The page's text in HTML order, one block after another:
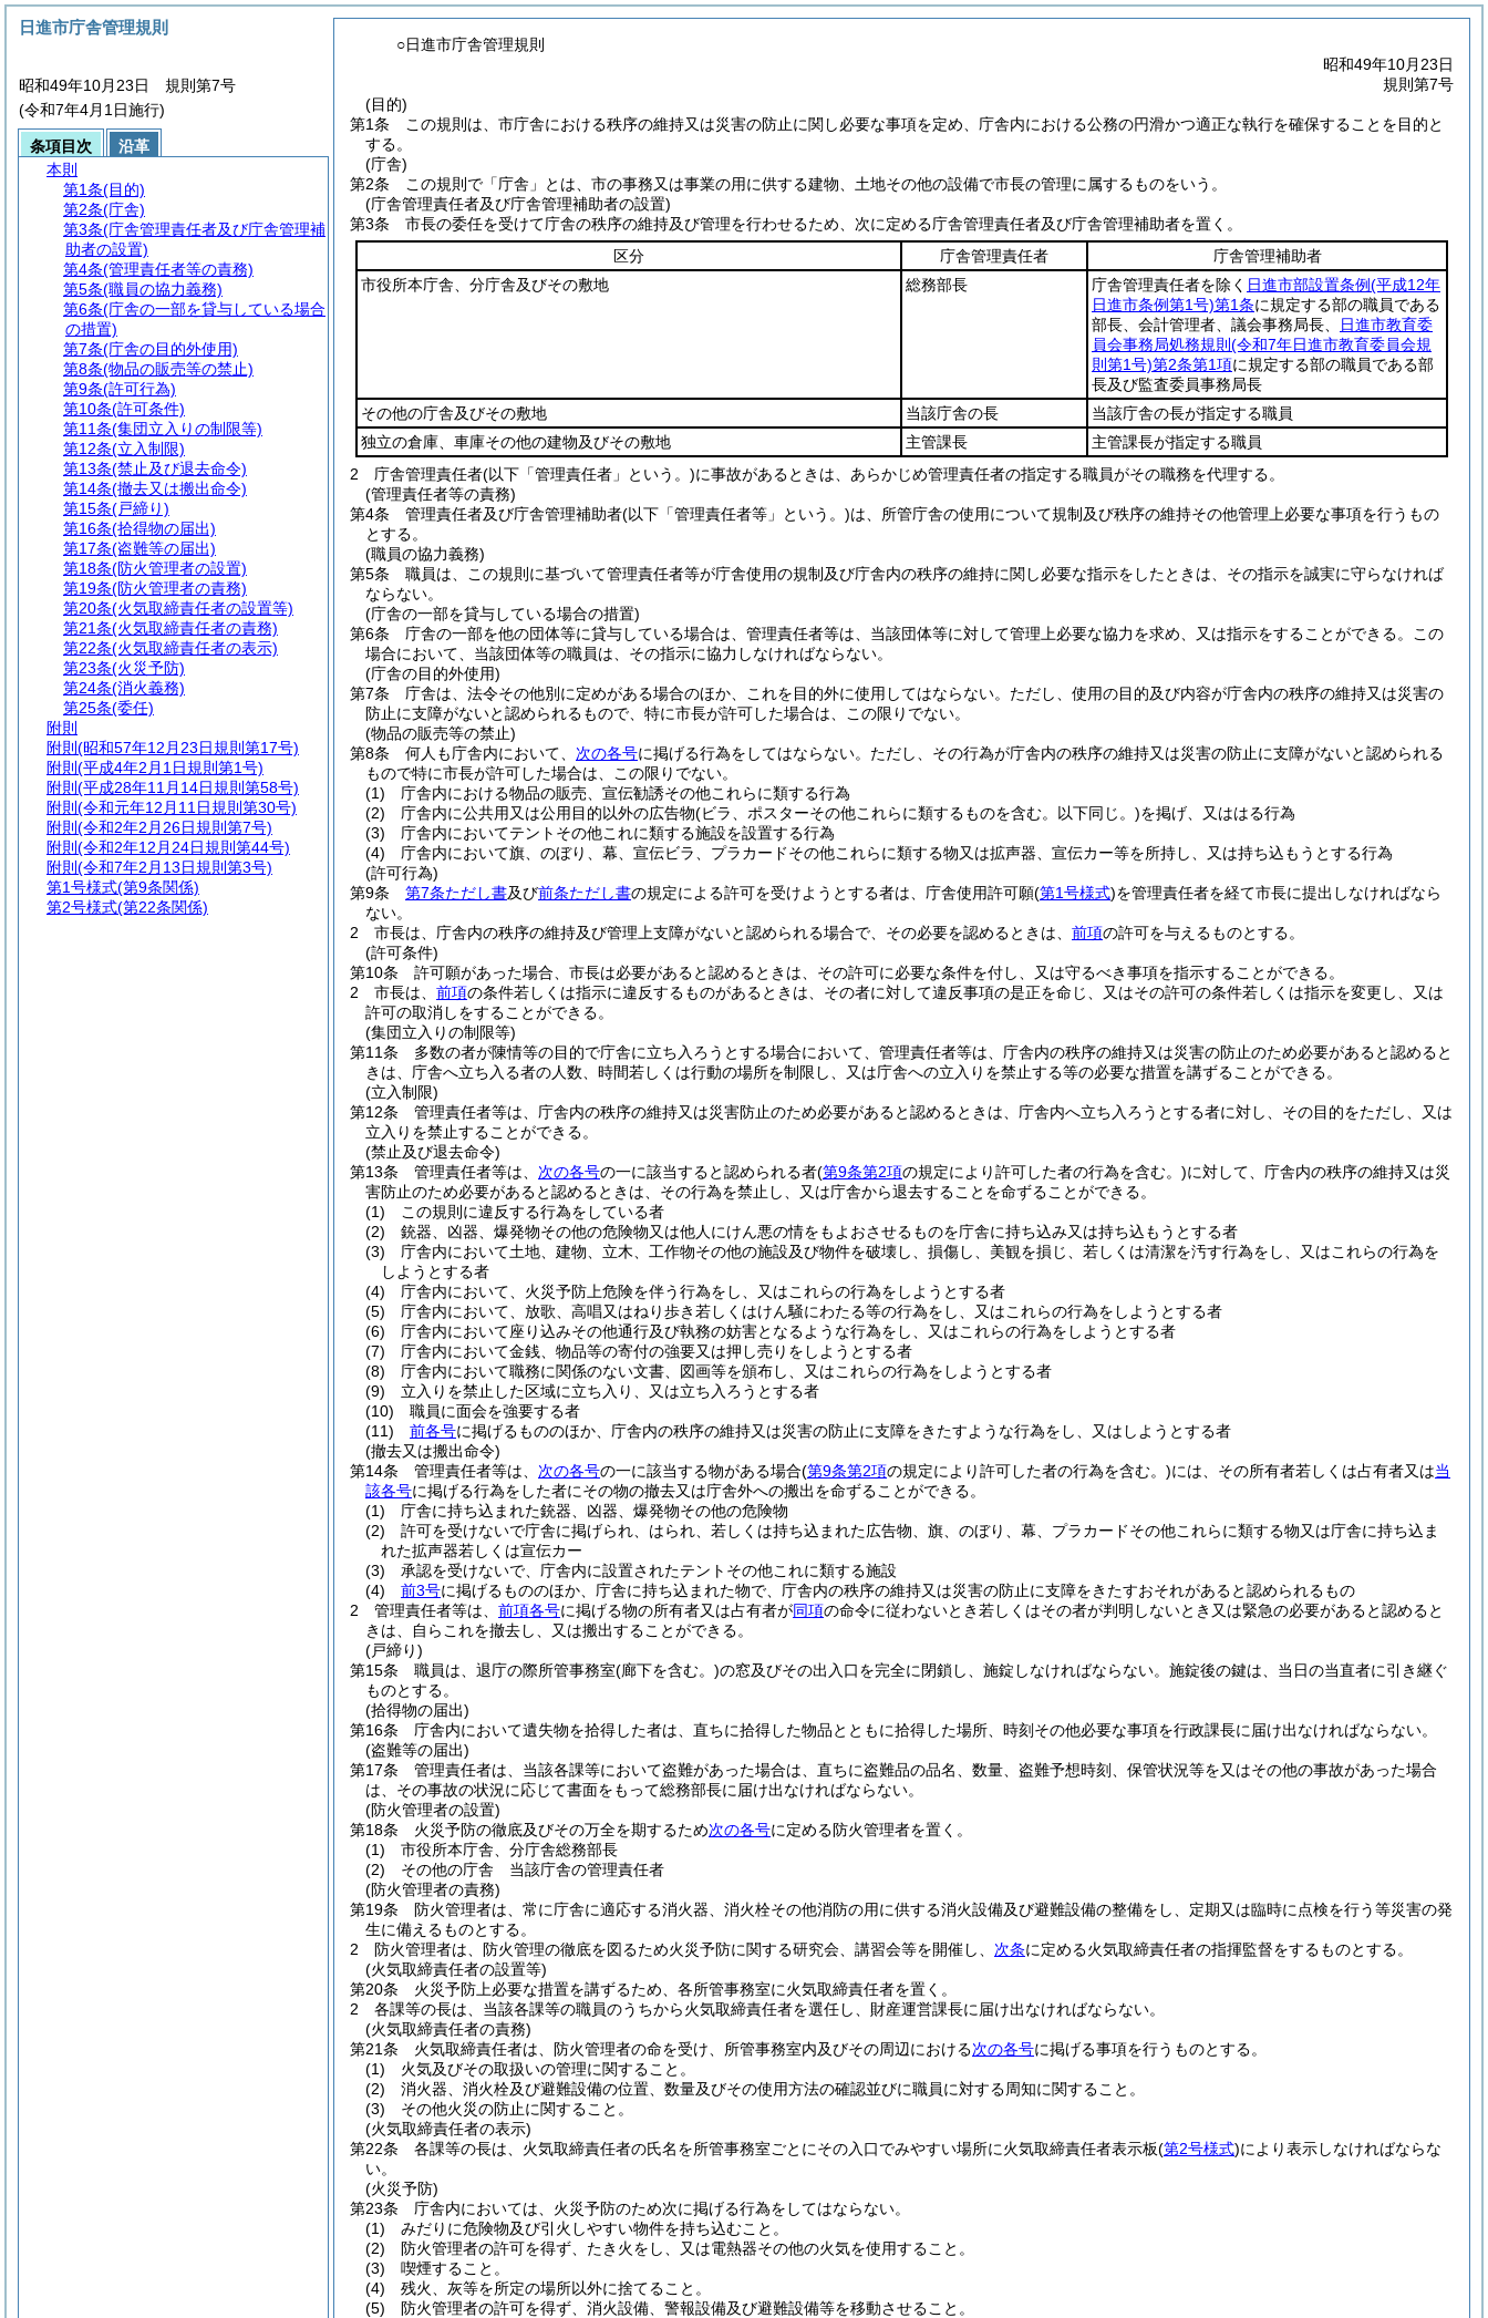
○日進市庁舎管理規則
昭和49年10月23日
規則第7号
(目的)
第1条
この規則は、市庁舎における秩序の維持又は災害の防止に関し必要な事項を定め、庁舎内における公務の円滑かつ適正な執行を確保することを目的と
する。
(庁舎)
第2条
この規則で「庁舎」とは、市の事務又は事業の用に供する建物、土地その他の設備で市長の管理に属するものをいう。
(庁舎管理責任者及び庁舎管理補助者の設置)
第3条
市長の委任を受けて庁舎の秩序の維持及び管理を行わせるため、次に定める庁舎管理責任者及び庁舎管理補助者を置く。
区分
庁舎管理責任者
庁舎管理補助者
市役所本庁舎、分庁舎及びその敷地
総務部長 庁舎管理責任者を除く 日進市部設置条例(平成12年
日進市条例第1号)第1条に規定する部の職員である
部長、会計管理者、議会事務局長、
日進市教育委
員会事務局処務規則 (令和7年日進市教育委員会規
則第1号)第2条第1項に規定する部の職員である部
長及び監査委員事務局長
その他の庁舎及びその敷地
当該庁舎の長
当該庁舎の長が指定する職員
独立の倉庫、車庫その他の建物及びその敷地
主管課長
主管課長が指定する職員
2
庁舎管理責任者(以下「管理責任者」という。)に事故があるときは、あらかじめ管理責任者の指定する職員がその職務を代理する。
(管理責任者等の責務)
第4条
管理責任者及び庁舎管理補助者(以下「管理責任者等」という。)は、所管庁舎の使用について規制及び秩序の維持その他管理上必要な事項を行うもの
とする。
(職員の協力義務)
第5条
職員は、この規則に基づいて管理責任者等が庁舎使用の規制及び庁舎内の秩序の維持に関し必要な指示をしたときは、その指示を誠実に守らなければ
ならない。
(庁舎の一部を貸与している場合の措置)
第6条
庁舎の一部を他の団体等に貸与している場合は、管理責任者等は、当該団体等に対して管理上必要な協力を求め、又は指示をすることができる。
この
場合において、当該団体等の職員は、その指示に協力しなければならない。
(庁舎の目的外使用)
第7条
庁舎は、法令その他別に定めがある場合のほか、これを目的外に使用してはならない。 ただし、使用の目的及び内容が庁舎内の秩序の維持又は災害の
防止に支障がないと認められるもので、特に市長が許可した場合は、この限りでない。
(物品の販売等の禁止)
第8条
何人も庁舎内において、 次の各号に掲げる行為をしてはならない。 ただし、その行為が庁舎内の秩序の維持又は災害の防止に支障がないと認められる
もので特に市長が許可した場合は、この限りでない。
(1)
庁舎内における物品の販売、宣伝勧誘その他これらに類する行為
(2)
庁舎内に公共用又は公用目的以外の広告物(ビラ、ポスターその他これらに類するものを含む。以下同じ。)を掲げ、又ははる行為
(3)
庁舎内においてテントその他これに類する施設を設置する行為
(4)
庁舎内において旗、のぼり、幕、宣伝ビラ、プラカードその他これらに類する物又は拡声器、宣伝カー等を所持し、又は持ち込もうとする行為
(許可行為)
第9条
第7条ただし書及び前条ただし書の規定による許可を受けようとする者は、庁舎使用許可願(第1号様式)を管理責任者を経て市長に提出しなければなら
ない。
2
市長は、庁舎内の秩序の維持及び管理上支障がないと認められる場合で、その必要を認めるときは、 前項の許可を与えるものとする。
(許可条件)
第10条
許可願があった場合、市長は必要があると認めるときは、その許可に必要な条件を付し、又は守るべき事項を指示することができる。
2
市長は、 前項の条件若しくは指示に違反するものがあるときは、その者に対して違反事項の是正を命じ、又はその許可の条件若しくは指示を変更し、又は
許可の取消しをすることができる。
(集団立入りの制限等)
第11条
多数の者が陳情等の目的で庁舎に立ち入ろうとする場合において、管理責任者等は、庁舎内の秩序の維持又は災害の防止のため必要があると認めると
きは、庁舎へ立ち入る者の人数、時間若しくは行動の場所を制限し、又は庁舎への立入りを禁止する等の必要な措置を講ずることができる。
(立入制限)
第12条
管理責任者等は、庁舎内の秩序の維持又は災害防止のため必要があると認めるときは、庁舎内へ立ち入ろうとする者に対し、その目的をただし、又は
立入りを禁止することができる。
(禁止及び退去命令)
第13条
管理責任者等は、 次の各号の一に該当すると認められる者(第9条第2項の規定により許可した者の行為を含む。)に対して、庁舎内の秩序の維持又は災
害防止のため必要があると認めるときは、その行為を禁止し、又は庁舎から退去することを命ずることができる。
(1)
この規則に違反する行為をしている者
(2)
銃器、凶器、爆発物その他の危険物又は他人にけん悪の情をもよおさせるものを庁舎に持ち込み又は持ち込もうとする者
(3)
庁舎内において土地、建物、立木、工作物その他の施設及び物件を破壊し、損傷し、美観を損じ、若しくは清潔を汚す行為をし、又はこれらの行為を
しようとする者
(4)
庁舎内において、火災予防上危険を伴う行為をし、又はこれらの行為をしようとする者
(5)
庁舎内において、放歌、高唱又はねり歩き若しくはけん騒にわたる等の行為をし、又はこれらの行為をしようとする者
(6)
庁舎内において座り込みその他通行及び執務の妨害となるような行為をし、又はこれらの行為をしようとする者
(7)
庁舎内において金銭、物品等の寄付の強要又は押し売りをしようとする者
(8)
庁舎内において職務に関係のない文書、図画等を頒布し、又はこれらの行為をしようとする者
(9)
立入りを禁止した区域に立ち入り、又は立ち入ろうとする者
(10)
職員に面会を強要する者
(11)
前各号に掲げるもののほか、庁舎内の秩序の維持又は災害の防止に支障をきたすような行為をし、又はしようとする者
(撤去又は搬出命令)
第14条
管理責任者等は、 次の各号の一に該当する物がある場合(第9条第2項の規定により許可した者の行為を含む。)には、その所有者若しくは占有者又は当
該各号に掲げる行為をした者にその物の撤去又は庁舎外への搬出を命ずることができる。
(1)
庁舎に持ち込まれた銃器、凶器、爆発物その他の危険物
(2)
許可を受けないで庁舎に掲げられ、はられ、若しくは持ち込まれた広告物、旗、のぼり、幕、プラカードその他これらに類する物又は庁舎に持ち込ま
れた拡声器若しくは宣伝カー
(3)
承認を受けないで、庁舎内に設置されたテントその他これに類する施設
(4)
前3号に掲げるもののほか、庁舎に持ち込まれた物で、庁舎内の秩序の維持又は災害の防止に支障をきたすおそれがあると認められるもの
2
管理責任者等は、 前項各号に掲げる物の所有者又は占有者が同項の命令に従わないとき若しくはその者が判明しないとき又は緊急の必要があると認めると
きは、自らこれを撤去し、又は搬出することができる。
(戸締り)
第15条
職員は、退庁の際所管事務室(廊下を含む。)の窓及びその出入口を完全に閉鎖し、施錠しなければならない。 施錠後の鍵は、当日の当直者に引き継ぐ
ものとする。
(拾得物の届出)
第16条
庁舎内において遺失物を拾得した者は、直ちに拾得した物品とともに拾得した場所、時刻その他必要な事項を行政課長に届け出なければならない。
(盗難等の届出)
第17条
管理責任者は、当該各課等において盗難があった場合は、直ちに盗難品の品名、数量、盗難予想時刻、保管状況等を又はその他の事故があった場合
は、その事故の状況に応じて書面をもって総務部長に届け出なければならない。
(防火管理者の設置)
第18条
火災予防の徹底及びその万全を期するため次の各号に定める防火管理者を置く。
(1)
市役所本庁舎、分庁舎総務部長
(2)
その他の庁舎 当該庁舎の管理責任者
(防火管理者の責務)
第19条
防火管理者は、常に庁舎に適応する消火器、消火栓その他消防の用に供する消火設備及び避難設備の整備をし、定期又は臨時に点検を行う等災害の発
生に備えるものとする。
2
防火管理者は、防火管理の徹底を図るため火災予防に関する研究会、講習会等を開催し、 次条に定める火気取締責任者の指揮監督をするものとする。
(火気取締責任者の設置等)
第20条
火災予防上必要な措置を講ずるため、各所管事務室に火気取締責任者を置く。
2
各課等の長は、当該各課等の職員のうちから火気取締責任者を選任し、財産運営課長に届け出なければならない。
(火気取締責任者の責務)
第21条
火気取締責任者は、防火管理者の命を受け、所管事務室内及びその周辺における次の各号に掲げる事項を行うものとする。
(1)
火気及びその取扱いの管理に関すること。
(2)
消火器、消火栓及び避難設備の位置、数量及びその使用方法の確認並びに職員に対する周知に関すること。
(3)
その他火災の防止に関すること。
(火気取締責任者の表示)
第22条
各課等の長は、火気取締責任者の氏名を所管事務室ごとにその入口でみやすい場所に火気取締責任者表示板(第2号様式)により表示しなければならな
い。
(火災予防)
第23条
庁舎内においては、火災予防のため次に掲げる行為をしてはならない。
(1)
みだりに危険物及び引火しやすい物件を持ち込むこと。
(2)
防火管理者の許可を得ず、たき火をし、又は電熱器その他の火気を使用すること。
(3)
喫煙すること。
(4)
残火、灰等を所定の場所以外に捨てること。
(5)
防火管理者の許可を得ず、消火設備、警報設備及び避難設備等を移動させること。
日進市庁舎管理規則
昭和49年10月23日 規則第7号
(令和7年4月1日施行)
条項目次
沿革
本則
第1条(目的)
第2条(庁舎)
第3条(庁舎管理責任者及び庁舎管理補
助者の設置)
第4条(管理責任者等の責務)
第5条(職員の協力義務)
第6条(庁舎の一部を貸与している場合
の措置)
第7条(庁舎の目的外使用)
第8条(物品の販売等の禁止)
第9条(許可行為)
第10条(許可条件)
第11条(集団立入りの制限等)
第12条(立入制限)
第13条(禁止及び退去命令)
第14条(撤去又は搬出命令)
第15条(戸締り)
第16条(拾得物の届出)
第17条(盗難等の届出)
第18条(防火管理者の設置)
第19条(防火管理者の責務)
第20条(火気取締責任者の設置等)
第21条(火気取締責任者の責務)
第22条(火気取締責任者の表示)
第23条(火災予防)
第24条(消火義務)
第25条(委任)
附則
附則 (昭和57年12月23日規則第17号)
附則 (平成4年2月1日規則第1号)
附則 (平成28年11月14日規則第58号)
附則 (令和元年12月11日規則第30号)
附則 (令和2年2月26日規則第7号)
附則 (令和2年12月24日規則第44号)
附則 (令和7年2月13日規則第3号)
第1号様式(第9条関係)
第2号様式(第22条関係)